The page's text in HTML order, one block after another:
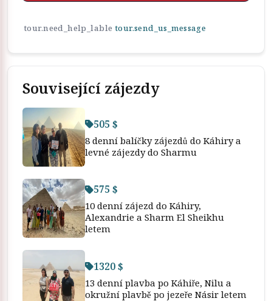
tour.need_help_lable tour.send_us_message
Související zájezdy
505 $
8 denní balíčky zájezdů do Káhiry a
levné zájezdy do Sharmu
575 $
10 denní zájezd do Káhiry,
Alexandrie a Sharm El Sheikhu
letem
1320 $
13 denní plavba po Káhiře, Nilu a
okružní plavbě po jezeře Násir letem